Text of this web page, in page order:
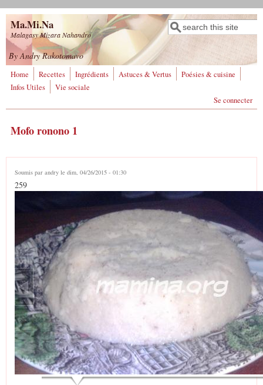
Aller au contenu principal
Ma.Mi.Na
Malagasy Mizara Nahandro
Formulaire de
recherche
Rechercher
By Andry Rakotomavo
Home Recettes Ingrédients Astuces & Vertus
Poésies & cuisine
Infos Utiles
Vie sociale
Se connecter
Mofo ronono 1
Soumis par andry le dim, 04/26/2015 - 01:30
259